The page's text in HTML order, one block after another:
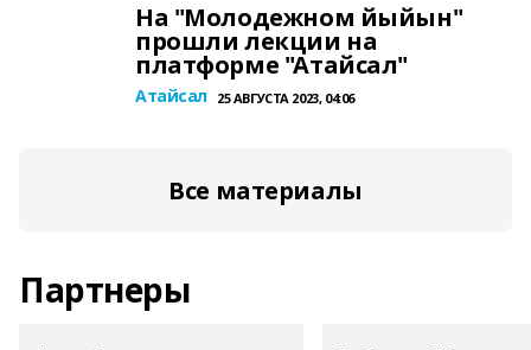
На "Молодежном йыйын"
прошли лекции на
платформе "Атайсал"
Атайсал 25 АВГУСТА 2023, 04:06
Все материалы
Партнеры